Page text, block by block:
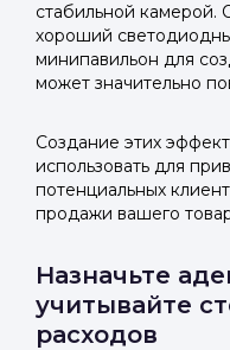
стабильной камерой.
хороший
минипавильон для
может значительно
Создание этих
использовать для
потенциальных
продажи вашего
Назначьте
учитывайте
расходов